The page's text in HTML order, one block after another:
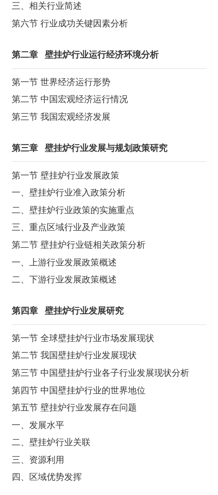
三、相关行业简述
第六节 行业成功关键因素分析
第二章 壁挂炉行业运行经济环境分析
第一节 世界经济运行形势
第二节 中国宏观经济运行情况
第三节 我国宏观经济发展
第三章 壁挂炉行业发展与规划政策研究
第一节 壁挂炉行业发展政策
一、壁挂炉行业准入政策分析
二、壁挂炉行业政策的实施重点
三、重点区域行业及产业政策
第二节 壁挂炉行业链相关政策分析
一、上游行业发展政策概述
二、下游行业发展政策概述
第四章 壁挂炉行业发展研究
第一节 全球壁挂炉行业市场发展现状
第二节 我国壁挂炉行业发展现状
第三节 中国壁挂炉行业各子行业发展现状分析
第四节 中国壁挂炉行业的世界地位
第五节 壁挂炉行业发展存在问题
一、发展水平
二、壁挂炉行业关联
三、资源利用
四、区域优势发挥